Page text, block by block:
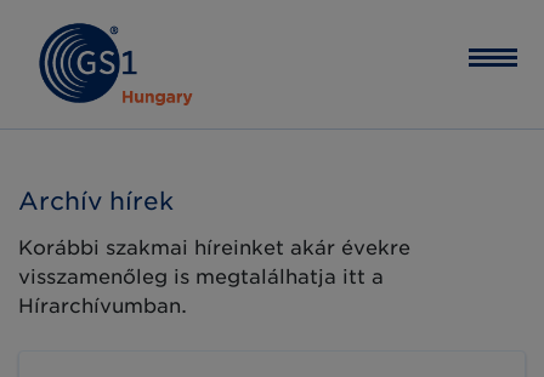
Archív hírek
Korábbi szakmai híreinket akár évekre
visszamenőleg is megtalálhatja itt a
Hírarchívumban.